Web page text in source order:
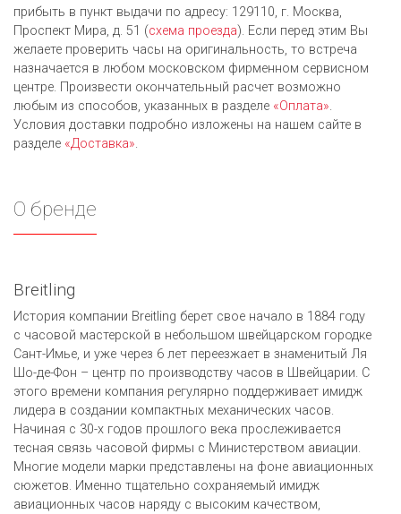
прибыть в пункт выдачи по адресу: 129110, г. Москва,
Проспект Мира, д. 51 (схема проезда). Если перед этим Вы
желаете проверить часы на оригинальность, то встреча
назначается в любом московском фирменном сервисном
центре. Произвести окончательный расчет возможно
любым из cпособов, указанных в разделе «Оплата».
Условия доставки подробно изложены на нашем сайте в
разделе «Доставка».
О бренде
Breitling
История компании Breitling берет свое начало в 1884 году
с часовой мастерской в небольшом швейцарском городке
Сант-Имье, и уже через 6 лет переезжает в знаменитый Ля
Шо-де-Фон – центр по производству часов в Швейцарии. С
этого времени компания регулярно поддерживает имидж
лидера в создании компактных механических часов.
Начиная с 30-х годов прошлого века прослеживается
тесная связь часовой фирмы с Министерством авиации.
Многие модели марки представлены на фоне авиационных
сюжетов. Именно тщательно сохраняемый имидж
авиационных часов наряду с высоким качеством,